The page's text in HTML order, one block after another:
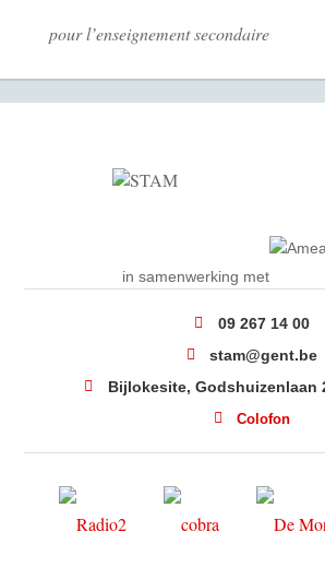
pour l’enseignement secondaire
in samenwerking met
09 267 14 00
stam@gent.be
Bijlokesite, Godshuizenlaan
Colofon